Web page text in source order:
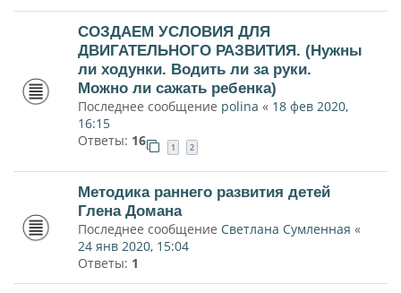
СОЗДАЕМ УСЛОВИЯ ДЛЯ
ДВИГАТЕЛЬНОГО РАЗВИТИЯ. (Нужны
ли ходунки. Водить ли за руки.
Можно ли сажать ребенка)
Последнее сообщение polina « 18 фев 2020,
16:15
Ответы: 16 1 2
Методика раннего развития детей
Глена Домана
Последнее сообщение Светлана Сумленная «
24 янв 2020, 15:04
Ответы: 1